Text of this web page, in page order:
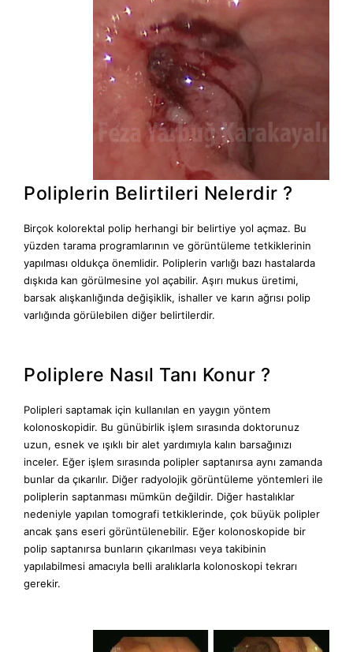
Poliplerin Belirtileri Nelerdir ?
Birçok kolorektal polip herhangi bir belirtiye yol açmaz. Bu
yüzden tarama programlarının ve görüntüleme tetkiklerinin
yapılması oldukça önemlidir. Poliplerin varlığı bazı hastalarda
dışkıda kan görülmesine yol açabilir. Aşırı mukus üretimi,
barsak alışkanlığında değişiklik, ishaller ve karın ağrısı polip
varlığında görülebilen diğer belirtilerdir.
Poliplere Nasıl Tanı Konur ?
Polipleri saptamak için kullanılan en yaygın yöntem
kolonoskopidir. Bu günübirlik işlem sırasında doktorunuz
uzun, esnek ve ışıklı bir alet yardımıyla kalın barsağınızı
inceler. Eğer işlem sırasında polipler saptanırsa aynı zamanda
bunlar da çıkarılır. Diğer radyolojik görüntüleme yöntemleri ile
poliplerin saptanması mümkün değildir. Diğer hastalıklar
nedeniyle yapılan tomografi tetkiklerinde, çok büyük polipler
ancak şans eseri görüntülenebilir. Eğer kolonoskopide bir
polip saptanırsa bunların çıkarılması veya takibinin
yapılabilmesi amacıyla belli aralıklarla kolonoskopi tekrarı
gerekir.